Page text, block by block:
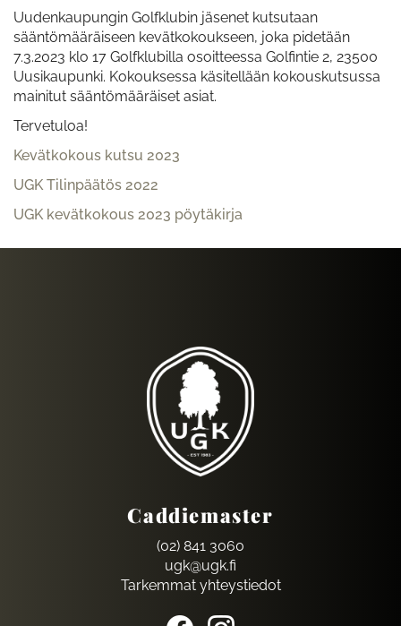
Uudenkaupungin Golfklubin jäsenet kutsutaan
sääntömääräiseen kevätkokoukseen, joka pidetään
7.3.2023 klo 17 Golfklubilla osoitteessa Golfintie 2, 23500
Uusikaupunki. Kokouksessa käsitellään kokouskutsussa
mainitut sääntömääräiset asiat.
Tervetuloa!
Kevätkokous kutsu 2023
UGK Tilinpäätös 2022
UGK kevätkokous 2023 pöytäkirja
Caddiemaster
(02) 841 3060
ugk@ugk.fi
Tarkemmat yhteystiedot